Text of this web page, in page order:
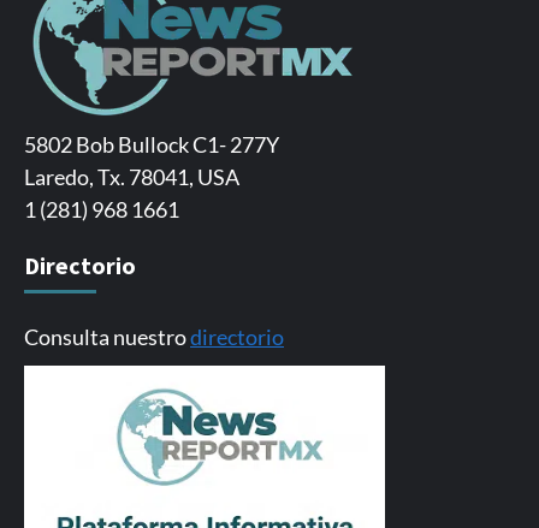
5802 Bob Bullock C1- 277Y
Laredo, Tx. 78041, USA
1 (281) 968 1661
Directorio
Consulta nuestrodirectorio